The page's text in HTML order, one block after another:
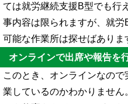
ては就労継続支援B型でも行
事内容は限られますが、就
可能な作業所は探せばありま
オンラインで出席や報告を
このとき、オンラインなの
業しているのかわかりませ